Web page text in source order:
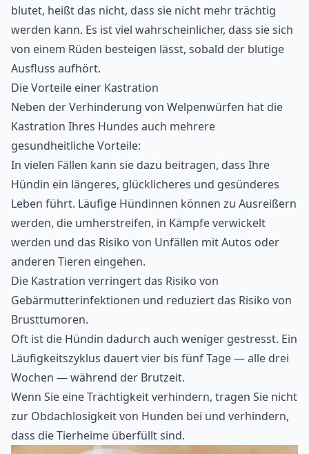
blutet, heißt das nicht, dass sie nicht mehr trächtig
werden kann. Es ist viel wahrscheinlicher, dass sie sich
von einem Rüden besteigen lässt, sobald der blutige
Ausfluss aufhört.
Die Vorteile einer Kastration
Neben der Verhinderung von Welpenwürfen hat die
Kastration Ihres Hundes auch mehrere
gesundheitliche Vorteile:
In vielen Fällen kann sie dazu beitragen, dass Ihre
Hündin ein längeres, glücklicheres und gesünderes
Leben führt. Läufige Hündinnen können zu Ausreißern
werden, die umherstreifen, in Kämpfe verwickelt
werden und das Risiko von Unfällen mit Autos oder
anderen Tieren eingehen.
Die Kastration verringert das Risiko von
Gebärmutterinfektionen und reduziert das Risiko von
Brusttumoren.
Oft ist die Hündin dadurch auch weniger gestresst. Ein
Läufigkeitszyklus dauert vier bis fünf Tage — alle drei
Wochen — während der Brutzeit.
Wenn Sie eine Trächtigkeit verhindern, tragen Sie nicht
zur Obdachlosigkeit von Hunden bei und verhindern,
dass die Tierheime überfüllt sind.